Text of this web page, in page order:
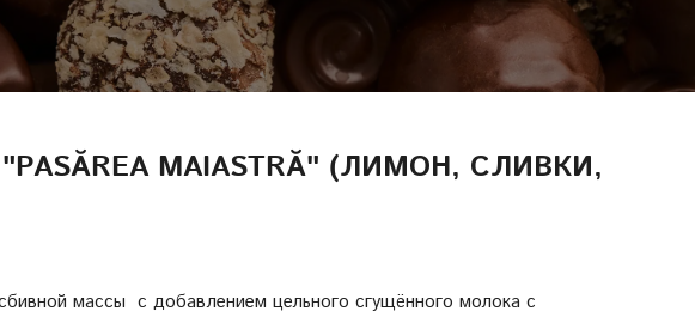
MAIASTRĂ" (ЛИМОН, СЛИВКИ,
массы с добавлением цельного сгущённого молока с